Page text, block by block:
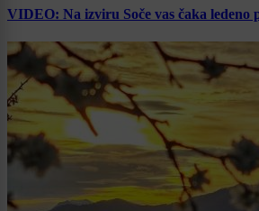
VIDEO: Na izviru Soče vas čaka ledeno